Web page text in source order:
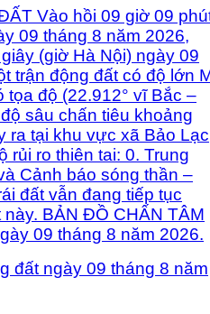
Vào hồi 09 giờ 09
09 tháng 8 năm 2026,
(giờ Hà Nội) ngày 09
trận động đất có độ lớn
tọa độ (22.912° vĩ Bắc –
sâu chấn tiêu khoảng
ra tại khu vực xã Bảo
rủi ro thiên tai: 0. Trung
Cảnh báo sóng thần –
đất vẫn đang tiếp tục
BẢN ĐỒ CHẤN TÂM
09 tháng 8 năm 2026.